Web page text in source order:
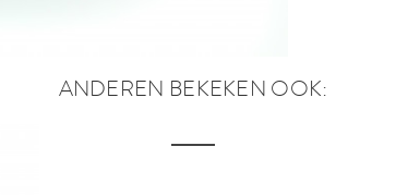
ANDEREN BEKEKEN OOK: